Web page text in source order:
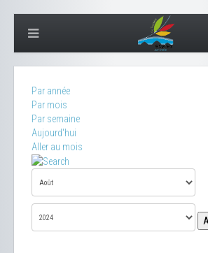
Par année
Par mois
Par semaine
Aujourd'hui
Aller au mois